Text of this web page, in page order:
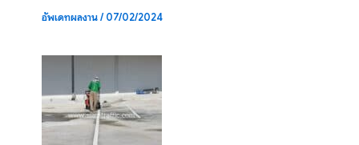
อัพเดทผลงาน/07/02/2024